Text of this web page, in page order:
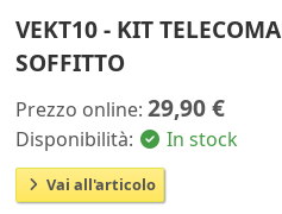
VEKT10 - KIT
SOFFITTO
Prezzo online:29,90 €
Disponibilità: In stock
Vai all'articolo